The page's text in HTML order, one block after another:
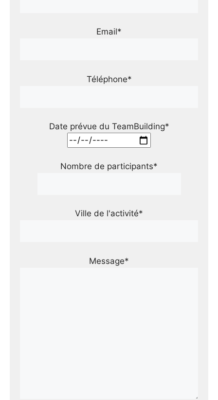
Email*
Téléphone*
Date prévue du TeamBuilding*
Nombre de participants*
Ville de l'activité*
Message*